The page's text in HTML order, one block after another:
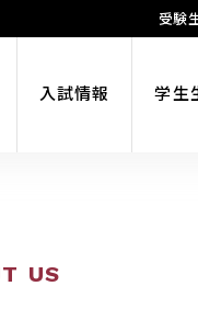
入試情報 学生
受験
US